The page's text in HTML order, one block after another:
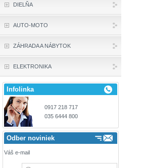
DIELŇA
AUTO-MOTO
ZÁHRADA A NÁBYTOK
ELEKTRONIKA
Infolinka
0917 218 717
035 6444 800
Odber noviniek
Váš e-mail